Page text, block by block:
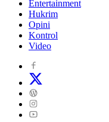
Entertainment
Hukrim
Opini
Kontrol
Video